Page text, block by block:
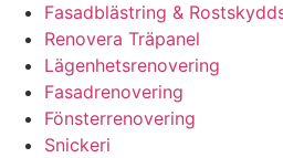
Fasadblästring &
Renovera Träpanel
Lägenhetsrenovering
Fasadrenovering
Fönsterrenovering
Snickeri